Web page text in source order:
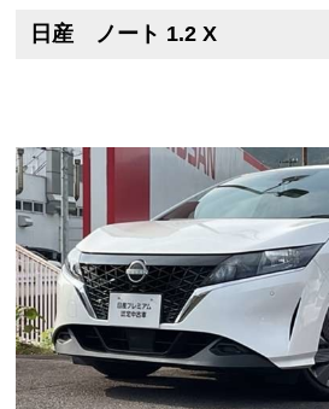
日産 ノート 1.2 X